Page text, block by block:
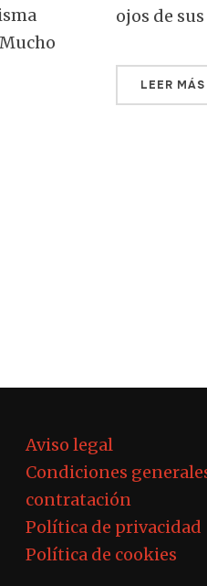
ojos de
LEER MÁS
Aviso legal
Condiciones
contratación
Política de privacidad
Política de cookies